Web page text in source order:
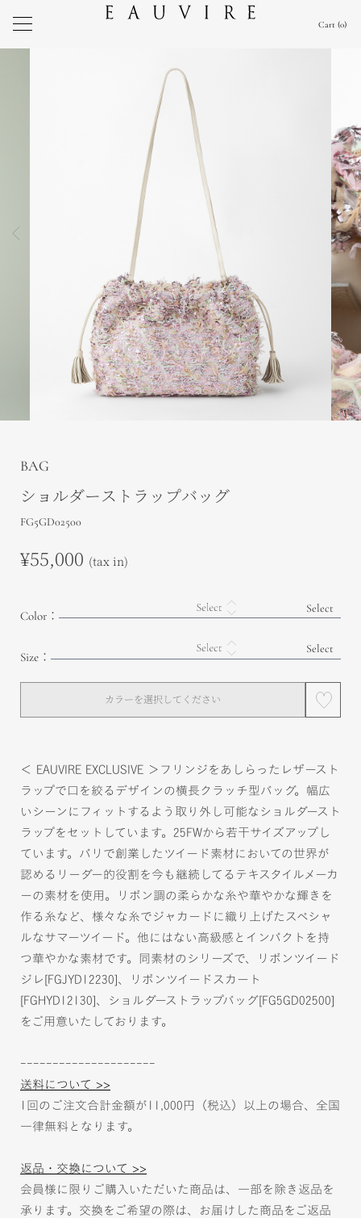
Cart 0
次
BAG
ショルダーストラップバッグ
FG5GD02500
¥55,000 (tax in)
Color：
Size：
カラーを選択してください
＜ EAUVIRE EXCLUSIVE ＞フリンジをあしらったレザースト
ラップで口を絞るデザインの横長クラッチ型バッグ。幅広
いシーンにフィットするよう取り外し可能なショルダースト
ラップをセットしています。25FWから若干サイズアップし
ています。パリで創業したツイード素材においての世界が
認めるリーダー的役割を今も継続してるテキスタイルメーカ
ーの素材を使用。リボン調の柔らかな糸や華やかな輝きを
作る糸など、様々な糸でジャカードに織り上げたスペシャ
ルなサマーツイード。他にはない高級感とインパクトを持
つ華やかな素材です。同素材のシリーズで、リボンツイード
ジレ[FGJYD12230]、リボンツイードスカート
[FGHYD12130]、ショルダーストラップバッグ[FG5GD02500]
をご用意いたしております。
---------------------
送料について >>
1回のご注文合計金額が11,000円（税込）以上の場合、全国
一律無料となります。
返品・交換について >>
会員様に限りご購入いただいた商品は、一部を除き返品を
承ります。交換をご希望の際は、お届けした商品をご返品